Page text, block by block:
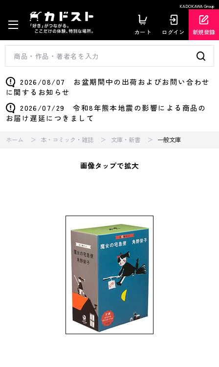
KADOKAWA Group
カート ログイン 新規登録
2026/08/07 お盆期間中の出荷およびお問い合わせ
に関するお知らせ
2026/07/29 令和8年熊本地震の影響による商品の
お届け遅延につきまして
ホーム 本・コミック・雑誌 文庫・新書 一般文庫
画像タップで拡大